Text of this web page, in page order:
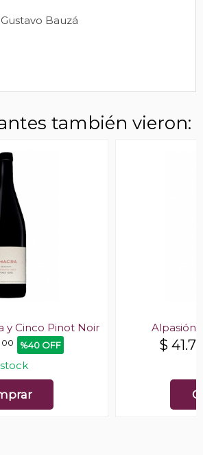
Bauzá
también vieron:
y Cinco Pinot Noir
00 %40 OFF
Alpasión
$